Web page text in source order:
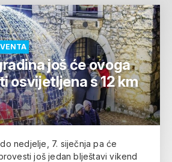
još će ovoga
osvijetljena s 12 km
nedjelje, 7. siječnja pa će
još jedan blještavi vikend